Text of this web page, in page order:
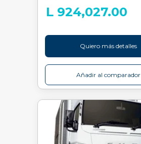
L 924,027.00
Quiero más detalles
Añadir al comparador